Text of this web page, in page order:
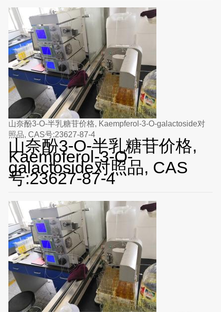
山奈酚3-O-半乳糖苷价格, Kaempferol-3-O-galactoside对
照品, CAS号:23627-87-4
山奈酚3-O-半乳糖苷价格,
Kaempferol-3-O-
galactoside对照品, CAS
号:23627-87-4